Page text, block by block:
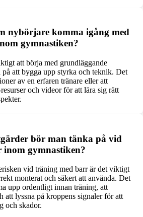
nybörjare komma igång med
gymnastiken?
att börja med grundläggande
att bygga upp styrka och teknik. Det
av en erfaren tränare eller att
och videor för att lära sig rätt
bör man tänka på vid
gymnastiken?
vid träning med barr är det viktigt
monterat och säkert att använda. Det
upp ordentligt innan träning, att
att lyssna på kroppens signaler för att
och skador.